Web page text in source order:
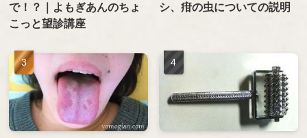
で！？｜よもぎあんのちょ
こっと望診講座
シ、疳の虫についての説明